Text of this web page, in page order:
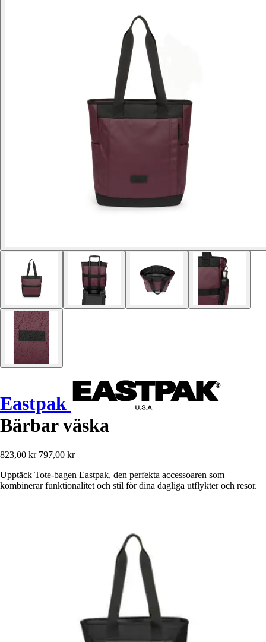
Eastpak
Bärbar väska
823,00 kr 797,00 kr
Upptäck Tote-bagen Eastpak, den perfekta accessoaren som
kombinerar funktionalitet och stil för dina dagliga utflykter och resor.